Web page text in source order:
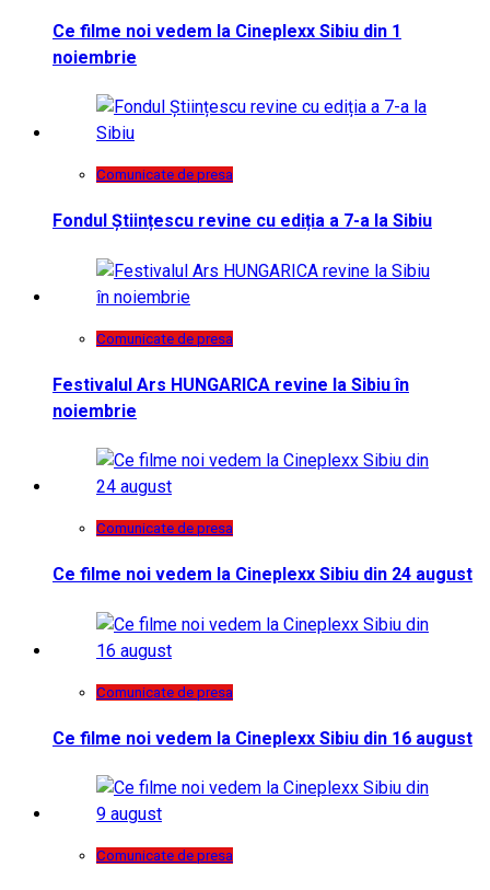
Ce filme noi vedem la Cineplexx Sibiu din 1
noiembrie
Comunicate de presa
Fondul Științescu revine cu ediția a 7-a la Sibiu
Comunicate de presa
Festivalul Ars HUNGARICA revine la Sibiu în
noiembrie
Comunicate de presa
Ce filme noi vedem la Cineplexx Sibiu din 24 august
Comunicate de presa
Ce filme noi vedem la Cineplexx Sibiu din 16 august
Comunicate de presa